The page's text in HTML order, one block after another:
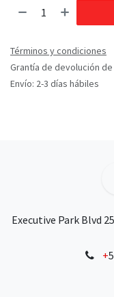
Términos y condiciones
Grantía de devolución de
Envío: 2-3 días hábiles
Executive Park Blvd
+